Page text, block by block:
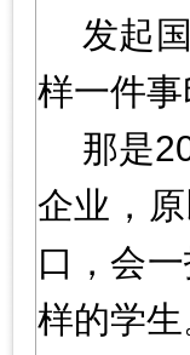
发起
样一件事
那是
企业，
口，会
样的学